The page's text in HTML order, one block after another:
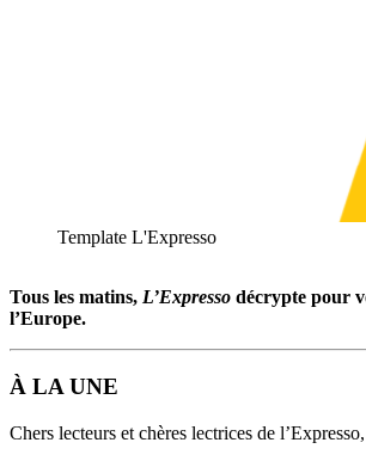
Template L'Expresso
Tous les matins, L’Expresso décrypte pour
l’Europe.
À LA UNE
Chers lecteurs et chères lectrices de l’Expresso,